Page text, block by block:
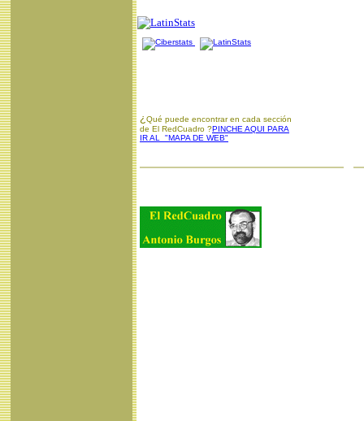
¿ Qué puede encontrar en cada sección
de El RedCuadro ?PINCHE AQUI PARA
IR AL "MAPA DE WEB"